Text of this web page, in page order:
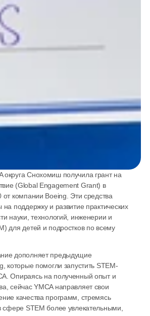
округа Снохомиш получила грант на
(Global Engagement Grant) в
компании Boeing. Эти средства
поддержку и развитие практических
науки, технологий, инженерии и
для детей и подростков по всему
дополняет предыдущие
которые помогли запустить STEM-
Опираясь на полученный опыт и
сейчас YMCA направляет свои
качества программ, стремясь
сфере STEM более увлекательными,